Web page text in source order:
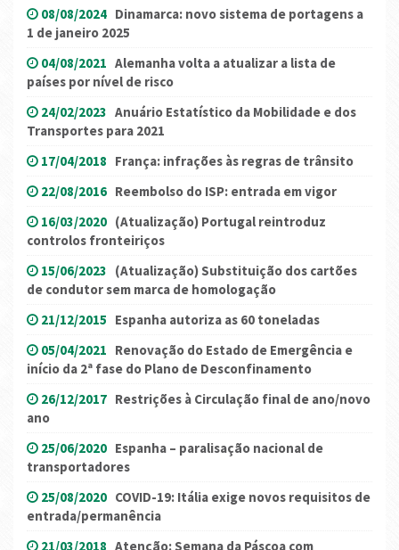
08/08/2024 Dinamarca: novo sistema de portagens a
1 de janeiro 2025
04/08/2021 Alemanha volta a atualizar a lista de
países por nível de risco
24/02/2023 Anuário Estatístico da Mobilidade e dos
Transportes para 2021
17/04/2018 França: infrações às regras de trânsito
22/08/2016 Reembolso do ISP: entrada em vigor
16/03/2020 (Atualização) Portugal reintroduz
controlos fronteiriços
15/06/2023 (Atualização) Substituição dos cartões
de condutor sem marca de homologação
21/12/2015 Espanha autoriza as 60 toneladas
05/04/2021 Renovação do Estado de Emergência e
início da 2ª fase do Plano de Desconfinamento
26/12/2017 Restrições à Circulação final de ano/novo
ano
25/06/2020 Espanha – paralisação nacional de
transportadores
25/08/2020 COVID-19: Itália exige novos requisitos de
entrada/permanência
21/03/2018 Atenção: Semana da Páscoa com